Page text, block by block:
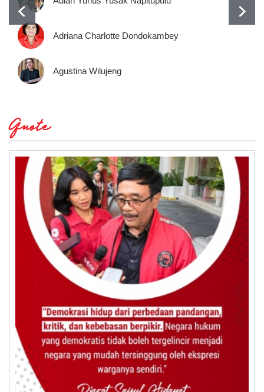
Adriana Charlotte Dondokambey
Agustina Wilujeng
Quote